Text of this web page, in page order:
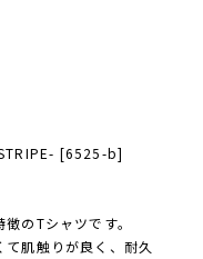
[6525-b]
のTシャツです。
肌触りが良く、耐久